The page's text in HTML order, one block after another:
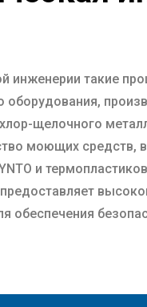
инженерии такие
оборудования,
щелочного
моющих средств,
и
предоставляет
обеспечения